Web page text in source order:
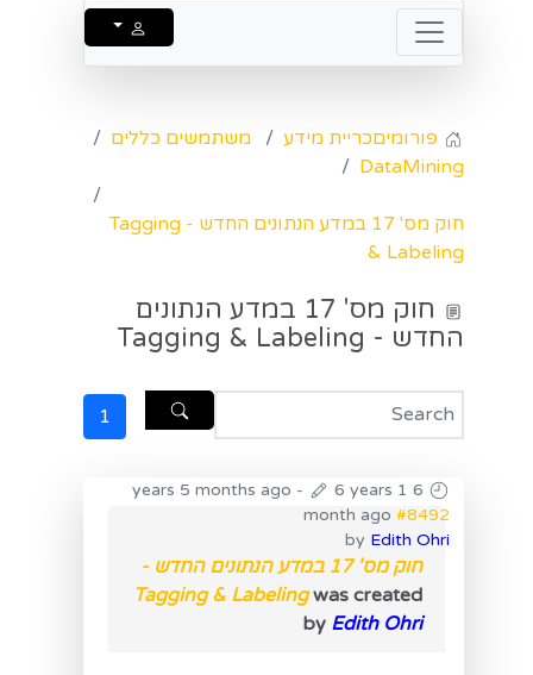
פורומיםכריית מידע
משתמשים כללים
DataMining
חוק מס' 17 במדע הנתונים החדש - Tagging
& Labeling
חוק מס' 17 במדע הנתונים
החדש - Tagging & Labeling
1
6 years 5 months ago
-
6 years 1
month ago #8492
by Edith Ohri
חוק מס' 17 במדע הנתונים החדש -
Tagging & Labelingwas created
by Edith Ohri